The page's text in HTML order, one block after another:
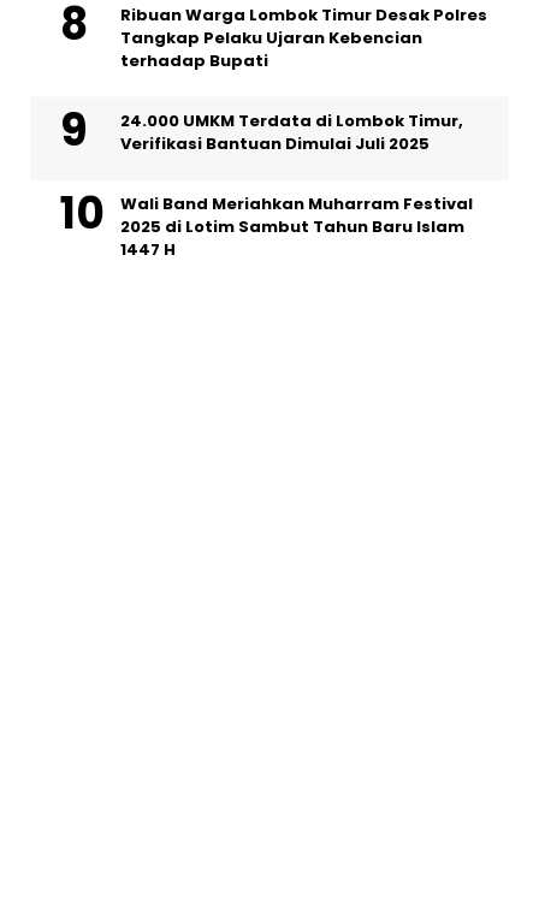
Ribuan Warga Lombok Timur Desak Polres
Tangkap Pelaku Ujaran Kebencian
terhadap Bupati
24.000 UMKM Terdata di Lombok Timur,
Verifikasi Bantuan Dimulai Juli 2025
Wali Band Meriahkan Muharram Festival
2025 di Lotim Sambut Tahun Baru Islam
1447 H